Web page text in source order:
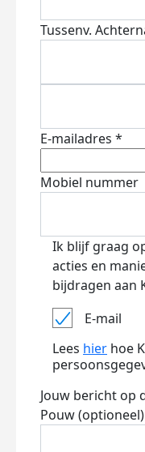
Tussenv.
E-mailadres *
Mobiel nummer
Ik blijf graag
acties en
bijdragen aan
E-mail
Lees hier hoe
Jouw bericht op
Pouw (optioneel)